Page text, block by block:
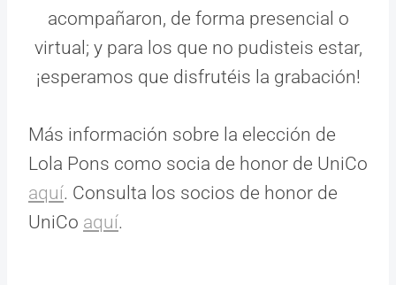
acompañaron, de forma presencial o
virtual; y para los que no pudisteis estar,
¡esperamos que disfrutéis la grabación!
Más información sobre la elección de
Lola Pons como socia de honor de UniCo
aquí. Consulta los socios de honor de
UniCo aquí.